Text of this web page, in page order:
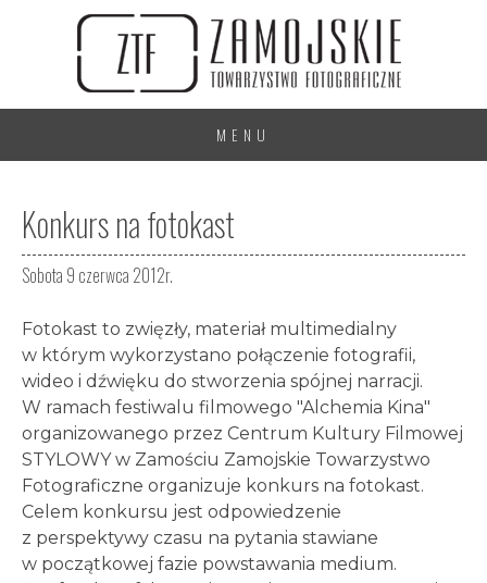
MENU
Konkurs na fotokast
Sobota 9 czerwca 2012r.
Fotokast to zwięzły, materiał multimedialny
w którym wykorzystano połączenie fotografii,
wideo i dźwięku do stworzenia spójnej narracji.
W ramach festiwalu filmowego "Alchemia Kina"
organizowanego przez Centrum Kultury Filmowej
STYLOWY w Zamościu Zamojskie Towarzystwo
Fotograficzne organizuje konkurs na fotokast.
Celem konkursu jest odpowiedzenie
z perspektywy czasu na pytania stawiane
w początkowej fazie powstawania medium.